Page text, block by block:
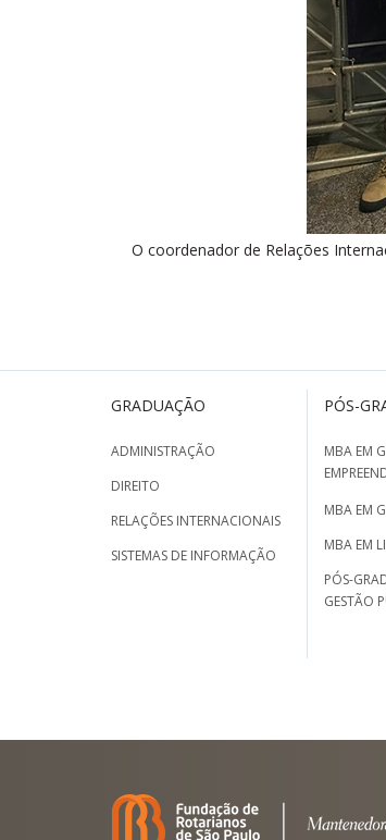
O coordenador de Relações
GRADUAÇÃO
ADMINISTRAÇÃO
DIREITO
RELAÇÕES INTERNACIONAIS
SISTEMAS DE INFORMAÇÃO
PÓS-
MBA EM
MBA EM
MBA EM
PÓS-
GESTÃO